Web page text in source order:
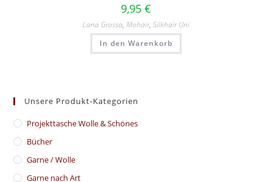
9,95 €
Lana Grossa, Mohair, Silkhair Uni
In den Warenkorb
Unsere Produkt-Kategorien
​Projekttasche Wolle & Schönes
Bücher
Garne / Wolle
Garne nach Art